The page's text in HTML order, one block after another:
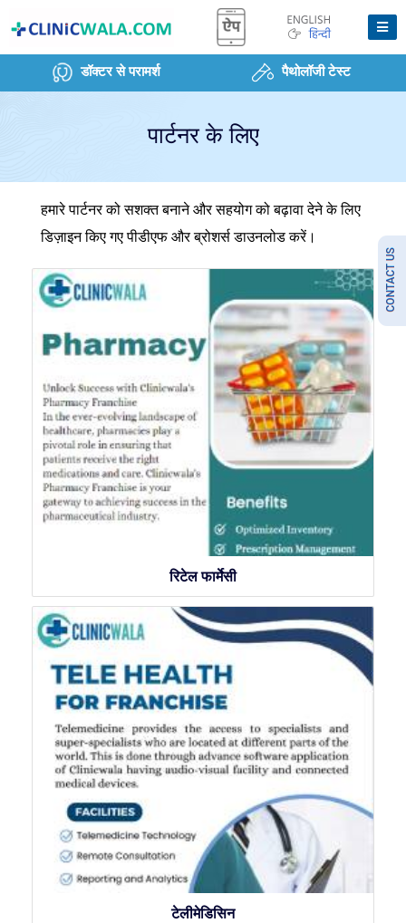
डॉक्टर से परामर्श पैथोलॉजी टेस्ट
पार्टनर के लिए
हमारे पार्टनर को सशक्त बनाने और सहयोग को बढ़ावा देने के लिए
डिज़ाइन किए गए पीडीएफ और ब्रोशर्स डाउनलोड करें।
रिटेल फार्मेसी
टेलीमेडिसिन